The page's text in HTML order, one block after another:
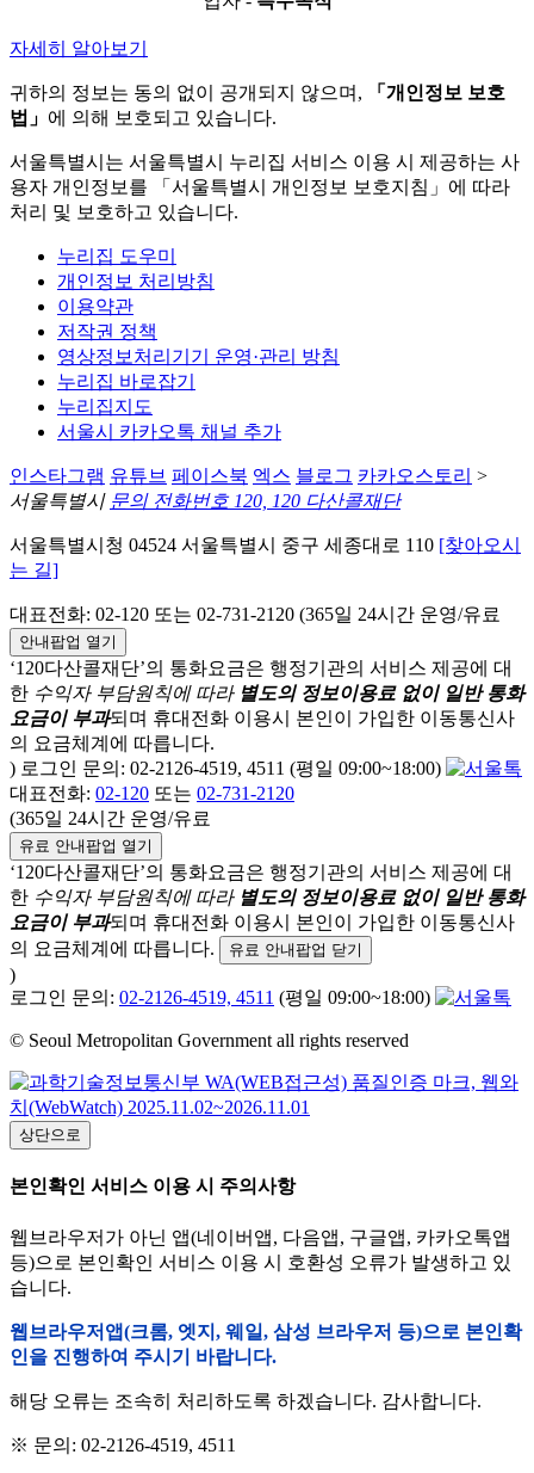
자세히 알아보기
귀하의 정보는 동의 없이 공개되지 않으며,
「개인정보 보호
법」 에 의해 보호되고 있습니다.
서울특별시는 서울특별시 누리집 서비스 이용 시 제공하는 사
용자 개인정보를 「서울특별시 개인정보 보호지침」에 따라
처리 및 보호하고 있습니다.
누리집 도우미
개인정보 처리방침
이용약관
저작권 정책
영상정보처리기기 운영·관리 방침
누리집 바로잡기
누리집지도
서울시 카카오톡 채널 추가
인스타그램 유튜브 페이스북 엑스 블로그 카카오스토리 >
서울특별시 문의 전화번호 120, 120 다산콜재단
서울특별시청 04524 서울특별시 중구 세종대로 110 [찾아오시
는 길]
대표전화: 02-120 또는 02-731-2120 (365일 24시간 운영/유료
안내팝업 열기
‘120다산콜재단’의 통화요금은 행정기관의 서비스 제공에 대
한 수익자 부담원칙에 따라 별도의 정보이용료 없이 일반 통화
요금이 부과되며 휴대전화 이용시 본인이 가입한 이동통신사
의 요금체계에 따릅니다.
) 로그인 문의: 02-2126-4519, 4511 (평일 09:00~18:00)
대표전화: 02-120 또는 02-731-2120
(365일 24시간 운영/유료
유료 안내팝업 열기
‘120다산콜재단’의 통화요금은 행정기관의 서비스 제공에 대
한 수익자 부담원칙에 따라 별도의 정보이용료 없이 일반 통화
요금이 부과되며 휴대전화 이용시 본인이 가입한 이동통신사
의 요금체계에 따릅니다.
유료 안내팝업 닫기
)
로그인 문의: 02-2126-4519, 4511 (평일 09:00~18:00)
© Seoul Metropolitan Government all rights reserved
상단으로
본인확인 서비스 이용 시 주의사항
웹브라우저가 아닌 앱(네이버앱, 다음앱, 구글앱, 카카오톡앱
등)으로 본인확인 서비스 이용 시 호환성 오류가 발생하고 있
습니다.
웹브라우저앱(크롬, 엣지, 웨일, 삼성 브라우저 등)으로 본인확
인을 진행하여 주시기 바랍니다.
해당 오류는 조속히 처리하도록 하겠습니다. 감사합니다.
※ 문의: 02-2126-4519, 4511